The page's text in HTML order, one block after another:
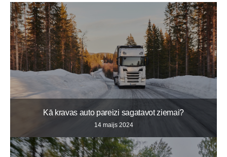
Kā kravas auto pareizi sagatavot ziemai?
14 maijs 2024